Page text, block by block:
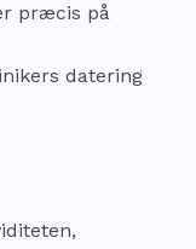
præcis på
datering